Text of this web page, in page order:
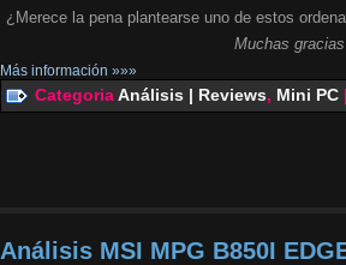
¿Merece la pena plantearse uno de estos
Muchas
Más información »»»
CategoriaAnálisis | Reviews, Mini PC |
Análisis MSI MPG B850I